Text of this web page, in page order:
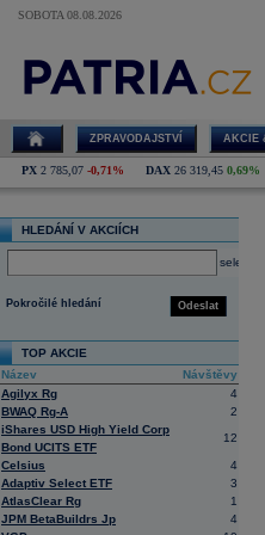
SOBOTA 08.08.2026
ZPRAVODAJSTVÍ AKCIE
PX 2 785,07 -0,71% DAX 26 319,45 0,69%
HLEDÁNÍ V AKCIÍCH
select
Odeslat
Pokročilé hledání
TOP AKCIE
Název
Návštěvy
Agilyx Rg
4
BWAQ Rg-A
2
iShares USD High Yield Corp
Bond UCITS ETF
12
Celsius
4
Adaptiv Select ETF
3
AtlasClear Rg
1
JPM BetaBuildrs Jp
4